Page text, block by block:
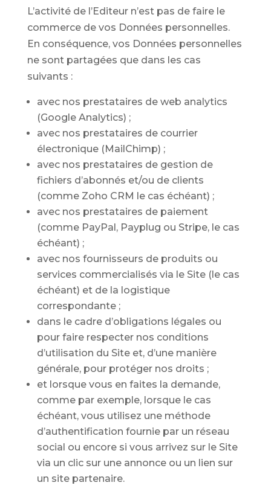
L’activité de l’Editeur n’est pas de faire le
commerce de vos Données personnelles.
En conséquence, vos Données personnelles
ne sont partagées que dans les cas
suivants :
avec nos prestataires de web analytics
(Google Analytics) ;
avec nos prestataires de courrier
électronique (MailChimp) ;
avec nos prestataires de gestion de
fichiers d’abonnés et/ou de clients
(comme Zoho CRM le cas échéant) ;
avec nos prestataires de paiement
(comme PayPal, Payplug ou Stripe, le cas
échéant) ;
avec nos fournisseurs de produits ou
services commercialisés via le Site (le cas
échéant) et de la logistique
correspondante ;
dans le cadre d’obligations légales ou
pour faire respecter nos conditions
d’utilisation du Site et, d’une manière
générale, pour protéger nos droits ;
et lorsque vous en faites la demande,
comme par exemple, lorsque le cas
échéant, vous utilisez une méthode
d’authentification fournie par un réseau
social ou encore si vous arrivez sur le Site
via un clic sur une annonce ou un lien sur
un site partenaire.